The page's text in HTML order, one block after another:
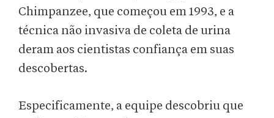
Chimpanzee, que começou em 1993, e a
técnica não invasiva de coleta de urina
deram aos cientistas confiança em suas
descobertas.
Especificamente, a equipe descobriu que